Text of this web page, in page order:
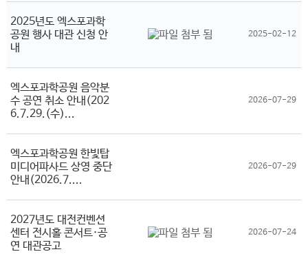
2025년도 엑스포과학
공원 행사 대관 신청 안
내
2025-02-12
엑스포과학공원 음악분
수 공연 취소 안내(202
6.7.29.(수)...
2026-07-29
엑스포과학공원 한빛탑
미디어파사드 상영 중단
안내(2026.7....
2026-07-29
2027년도 대전컨벤션
센터 전시홀 콘서트·공
연 대관공고
2026-07-24